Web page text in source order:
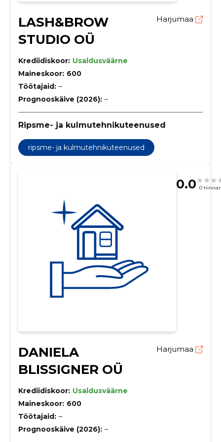
LASH&BROW
STUDIO OÜ
Harjumaa
Krediidiskoor: Usaldusväärne
Maineskoor: 600
Töötajaid: –
Prognooskäive (2026): –
Ripsme- ja kulmutehnikuteenused
ripsme- ja kulmutehnikuteenused
0.0 0
DANIELA
BLISSIGNER OÜ
Harjumaa
Krediidiskoor: Usaldusväärne
Maineskoor: 600
Töötajaid: –
Prognooskäive (2026): –